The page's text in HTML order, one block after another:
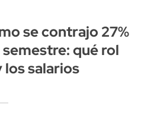
se contrajo 27%
qué rol
salarios